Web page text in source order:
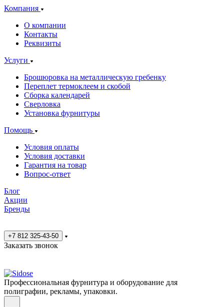
Компания
О компании
Контакты
Реквизиты
Услуги
Брошюровка на металлическую гребенку
Переплет термоклеем и скобой
Сборка календарей
Сверловка
Установка фурнитуры
Помощь
Условия оплаты
Условия доставки
Гарантия на товар
Вопрос-ответ
Блог
Акции
Бренды
+7 812 325-43-50
Заказать звонок
Профессиональная фурнитура и оборудование для
полиграфии, рекламы, упаковки.